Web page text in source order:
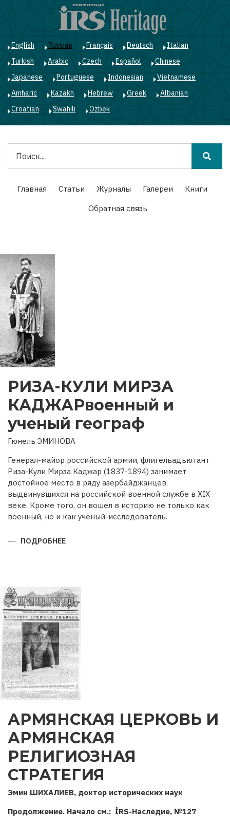
English Russian Français Deutsch
Italian
Turkish
Arabic Czech Español
Chinese
Japanese
Portuguese Indonesian
Vietnamese
Amharic
Kazakh Hebrew Greek
Albanian
Croatian
Swahili Ozbek
Main
navigation
Главная Статьи Журналы Галереи
Книги
Обратная связь
РИЗА-КУЛИ МИРЗА
КАДЖАРвоенный и
ученый географ
Гюнель ЭМИНОВА
Генерал-майор российской армии, флигельадъютант
Риза-Кули Мирза Каджар (1837-1894) занимает
достойное место в ряду азербайджанцев,
выдвинувшихся на российской военной службе в XIX
веке. Кроме того, он вошел в историю не только как
военный, но и как ученый-исследователь.
ПОДРОБНЕЕ
ГЕОГРАФ
АРМЯНСКАЯ ЦЕРКОВЬ И
АРМЯНСКАЯ
РЕЛИГИОЗНАЯ
СТРАТЕГИЯ
Эмин ШИХАЛИЕВ, доктор исторических наук
Продолжение. Начало см.: İRS-Наследие, №127